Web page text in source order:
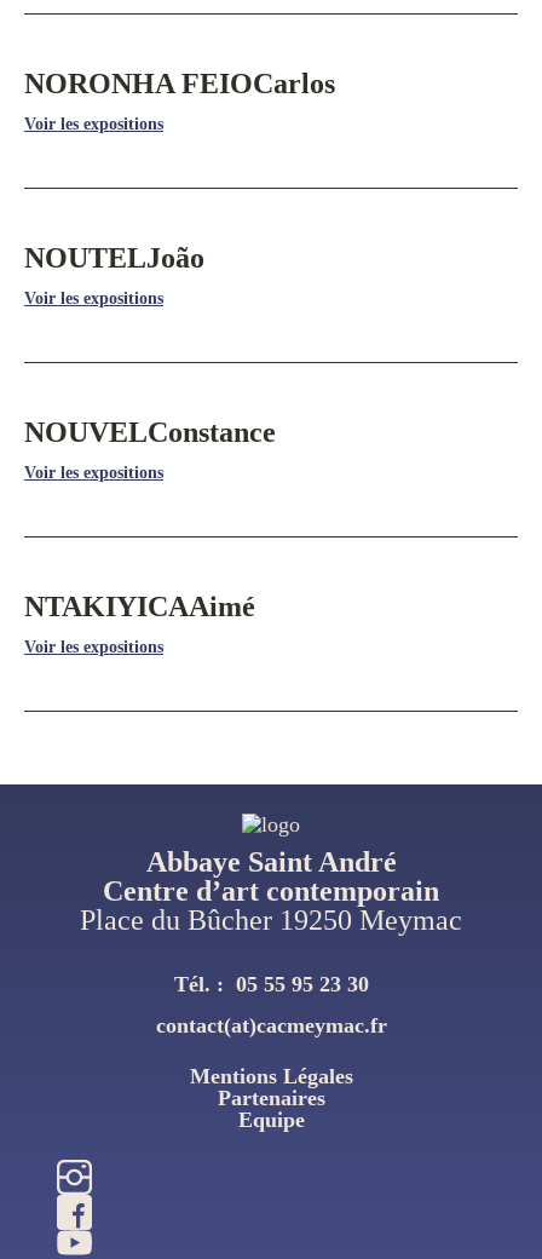
NORONHA FEIOCarlos
Voir les expositions
NOUTELJoão
Voir les expositions
NOUVELConstance
Voir les expositions
NTAKIYICAAimé
Voir les expositions
Abbaye Saint André
Centre d’art contemporain
Place du Bûcher 19250 Meymac
Tél. : 05 55 95 23 30
contact(at)cacmeymac.fr
Pied
De
Page
Mentions Légales
Partenaires
Equipe